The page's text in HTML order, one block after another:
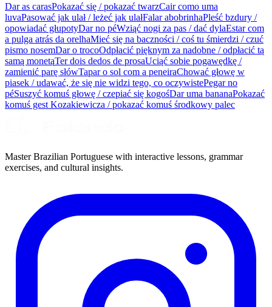
Dar as carasPokazać się / pokazać twarzCair como uma
luvaPasować jak ulał / leżeć jak ulałFalar abobrinhaPleść bzdury /
opowiadać głupotyDar no péWziąć nogi za pas / dać dylaEstar com
a pulga atrás da orelhaMieć się na baczności / coś tu śmierdzi / czuć
pismo nosemDar o trocoOdpłacić pięknym za nadobne / odpłacić tą
samą monetąTer dois dedos de prosaUciąć sobie pogawędkę /
zamienić parę słówTapar o sol com a peneiraChować głowę w
piasek / udawać, że się nie widzi tego, co oczywistePegar no
péSuszyć komuś głowę / czepiać się kogośDar uma bananaPokazać
komuś gest Kozakiewicza / pokazać komuś środkowy palec
Master Brazilian Portuguese with interactive lessons, grammar
exercises, and cultural insights.